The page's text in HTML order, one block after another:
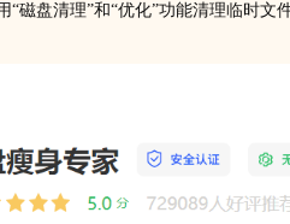
“磁盘清理”和“优化”功能清理临时